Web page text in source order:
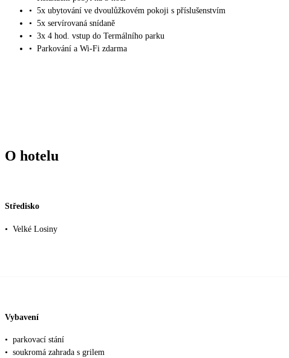
• 5x ubytování ve dvoulůžkovém pokoji s příslušenstvím
• 5x servírovaná snídaně
• 3x 4 hod. vstup do Termálního parku
• Parkování a Wi-Fi zdarma
O hotelu
Středisko
• Velké Losiny
Vybavení
• parkovací stání
• soukromá zahrada s grilem